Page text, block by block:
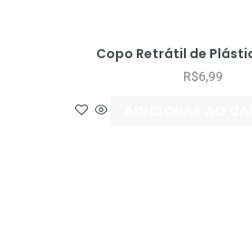
Copo Retrátil de
R$6,99